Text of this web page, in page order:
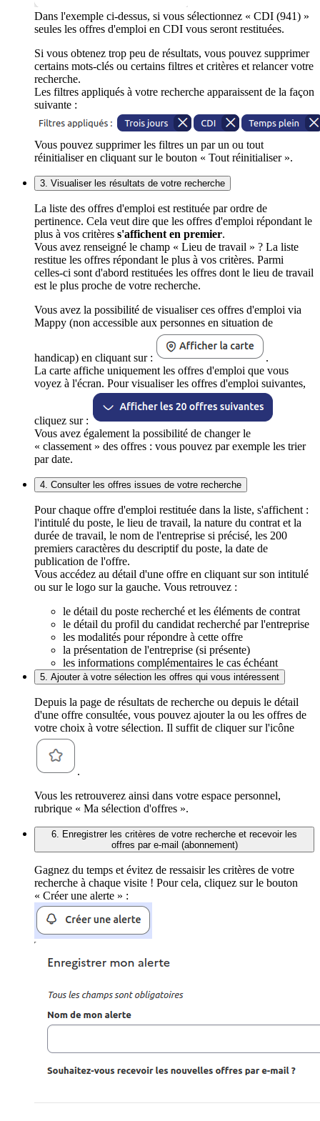
Dans l'exemple ci-dessus, si vous sélectionnez « CDI (941) »
seules les offres d'emploi en CDI vous seront restituées.
Si vous obtenez trop peu de résultats, vous pouvez supprimer
certains mots-clés ou certains filtres et critères et relancer votre
recherche.
Les filtres appliqués à votre recherche apparaissent de la façon
suivante :
Vous pouvez supprimer les filtres un par un ou tout
réinitialiser en cliquant sur le bouton « Tout réinitialiser ».
3. Visualiser les résultats de votre recherche
La liste des offres d'emploi est restituée par ordre de
pertinence. Cela veut dire que les offres d'emploi répondant le
plus à vos critères s'affichent en premier.
Vous avez renseigné le champ « Lieu de travail » ? La liste
restitue les offres répondant le plus à vos critères. Parmi
celles-ci sont d'abord restituées les offres dont le lieu de travail
est le plus proche de votre recherche.
Vous avez la possibilité de visualiser ces offres d'emploi via
Mappy (non accessible aux personnes en situation de
handicap) en cliquant sur :
.
La carte affiche uniquement les offres d'emploi que vous
voyez à l'écran. Pour visualiser les offres d'emploi suivantes,
cliquez sur :
Vous avez également la possibilité de changer le
« classement » des offres : vous pouvez par exemple les trier
par date.
4. Consulter les offres issues de votre recherche
Pour chaque offre d'emploi restituée dans la liste, s'affichent :
l'intitulé du poste, le lieu de travail, la nature du contrat et la
durée de travail, le nom de l'entreprise si précisé, les 200
premiers caractères du descriptif du poste, la date de
publication de l'offre.
Vous accédez au détail d'une offre en cliquant sur son intitulé
ou sur le logo sur la gauche. Vous retrouvez :
le détail du poste recherché et les éléments de contrat
le détail du profil du candidat recherché par l'entreprise
les modalités pour répondre à cette offre
la présentation de l'entreprise (si présente)
les informations complémentaires le cas échéant
5. Ajouter à votre sélection les offres qui vous intéressent
Depuis la page de résultats de recherche ou depuis le détail
d'une offre consultée, vous pouvez ajouter la ou les offres de
votre choix à votre sélection. Il suffit de cliquer sur l'icône
.
Vous les retrouverez ainsi dans votre espace personnel,
rubrique « Ma sélection d'offres ».
6. Enregistrer les critères de votre recherche et recevoir les
offres par e-mail (abonnement)
Gagnez du temps et évitez de ressaisir les critères de votre
recherche à chaque visite ! Pour cela, cliquez sur le bouton
« Créer une alerte » :